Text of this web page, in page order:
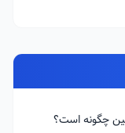
چگونه است؟